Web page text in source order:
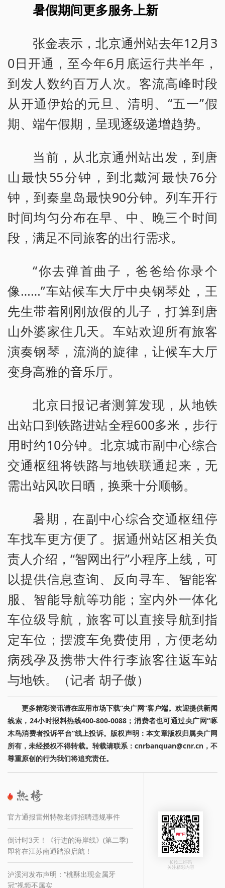
暑假期间更多服务上新
张金表示，北京通州站去年12月3
0日开通，至今年6月底运行共半年，
到发人数约百万人次。客流高峰时段
从开通伊始的元旦、清明、“五一”假
期、端午假期，呈现逐级递增趋势。
当前，从北京通州站出发，到唐
山最快55分钟，到北戴河最快76分
钟，到秦皇岛最快90分钟。列车开行
时间均匀分布在早、中、晚三个时间
段，满足不同旅客的出行需求。
“你去弹首曲子，爸爸给你录个
像……”车站候车大厅中央钢琴处，王
先生带着刚刚放假的儿子，打算到唐
山外婆家住几天。车站欢迎所有旅客
演奏钢琴，流淌的旋律，让候车大厅
变身高雅的音乐厅。
北京日报记者测算发现，从地铁
出站口到铁路进站全程600多米，步行
用时约10分钟。北京城市副中心综合
交通枢纽将铁路与地铁联通起来，无
需出站风吹日晒，换乘十分顺畅。
暑期，在副中心综合交通枢纽停
车找车更方便了。据通州站区相关负
责人介绍，“智网出行”小程序上线，可
以提供信息查询、反向寻车、智能客
服、智能导航等功能；室内外一体化
车位级导航，旅客可以直接导航到指
定车位；摆渡车免费使用，方便老幼
病残孕及携带大件行李旅客往返车站
与地铁。（记者 胡子傲）
更多精彩资讯请在应用市场下载“央广网”客户端。欢迎提供新闻
线索，24小时报料热线400-800-0088；消费者也可通过央广网“啄
木鸟消费者投诉平台”线上投诉。版权声明：本文章版权归属央广网
所有，未经授权不得转载。转载请联系：cnrbanquan@cnr.cn，不
尊重原创的行为我们将追究责任。
官方通报雷州特教老师招聘违规事件
倒计时3天！《行进的海岸线》(第二季)
即将在江苏南通踏浪启航！
泸溪河发布声明：“桃酥出现金属牙
冠”视频不属实
长按二维码
关注精彩内容